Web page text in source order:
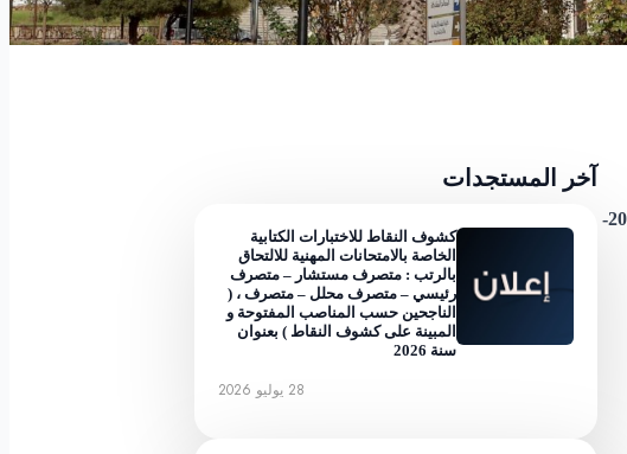
إعلان بخصوص عرض منحة دراسية مقدمة من طرف المدرسة البحرية الفيتنامية بعنوان السنة الجامعية: 2026-
آخر المستجدات
كشوف النقاط للاختبارات الكتابية
الخاصة بالامتحانات المهنية للالتحاق
بالرتب : متصرف مستشار – متصرف
رئيسي – متصرف محلل – متصرف ، (
الناجحين حسب المناصب المفتوحة و
المبينة على كشوف النقاط ) بعنوان
سنة 2026
28 يوليو 2026